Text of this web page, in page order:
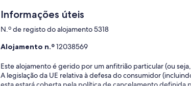
Informações úteis
N.º de registo do alojamento 5318
Alojamento n.º12038569
Este alojamento é gerido por um anfitrião particular (ou
A legislação da UE relativa à defesa do consumidor